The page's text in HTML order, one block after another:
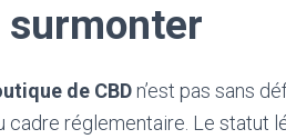
surmonter
de CBD n’est pas sans
cadre réglementaire. Le statut